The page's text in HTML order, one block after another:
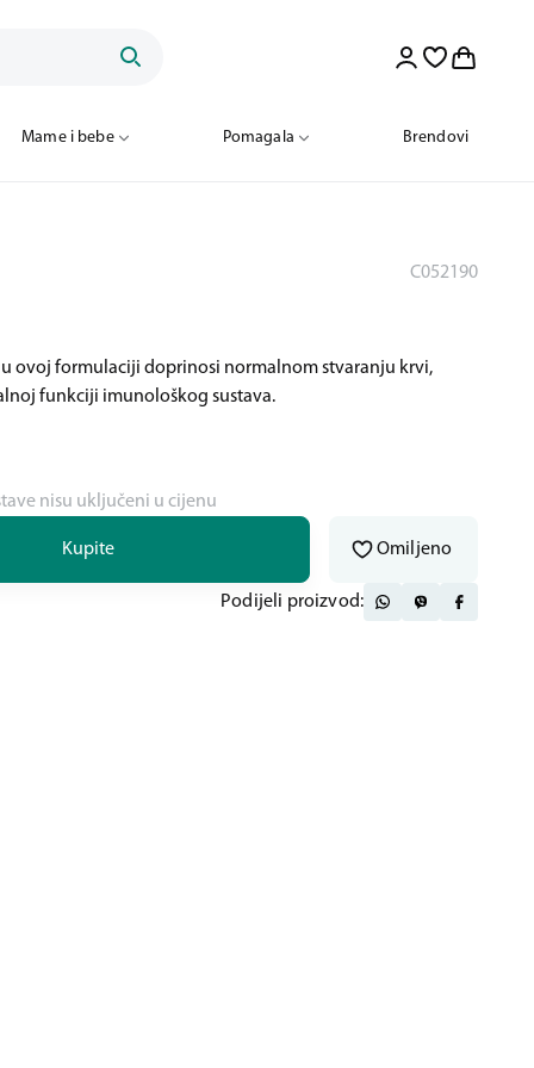
Mame i bebe Pomagala Brendovi
C052190
ovoj formulaciji doprinosi normalnom stvaranju krvi,
funkciji imunološkog sustava.
nisu uključeni u cijenu
Kupite Omiljeno
Podijeli proizvod: